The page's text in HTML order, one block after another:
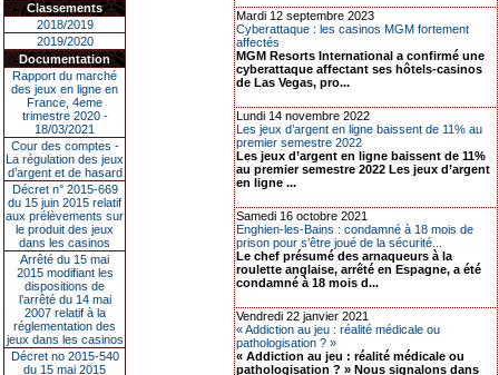
Classements
2018/2019
2019/2020
Documentation
Rapport du marché
des jeux en ligne en
France, 4eme
trimestre 2020 -
18/03/2021
Cour des comptes -
La régulation des jeux
d’argent et de hasard
Décret n° 2015-669
du 15 juin 2015 relatif
aux prélèvements sur
le produit des jeux
dans les casinos
Arrêté du 15 mai
2015 modifiant les
dispositions de
l’arrêté du 14 mai
2007 relatif à la
réglementation des
jeux dans les casinos
Décret no 2015-540
du 15 mai 2015
Mardi 12 septembre 2023
Cyberattaque : les casinos MGM fortement
affectés
MGM Resorts International a confirmé une
cyberattaque affectant ses hôtels-casinos
de Las Vegas, pro...
Lundi 14 novembre 2022
Les jeux d’argent en ligne baissent de 11% au
premier semestre 2022
Les jeux d’argent en ligne baissent de 11%
au premier semestre 2022 Les jeux d’argent
en ligne ...
Samedi 16 octobre 2021
Enghien-les-Bains : condamné à 18 mois de
prison pour s’être joué de la sécurité...
Le chef présumé des arnaqueurs à la
roulette anglaise, arrêté en Espagne, a été
condamné à 18 mois d...
Vendredi 22 janvier 2021
« Addiction au jeu : réalité médicale ou
pathologisation ? »
« Addiction au jeu : réalité médicale ou
pathologisation ? » Nous signalons dans